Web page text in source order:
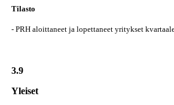
Tilasto
- PRH aloittaneet ja lopettaneet yritykset
3.9
Yleiset